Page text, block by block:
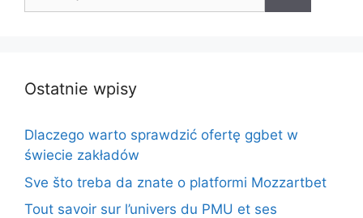
Ostatnie wpisy
Dlaczego warto sprawdzić ofertę ggbet w
świecie zakładów
Sve što treba da znate o platformi Mozzartbet
Tout savoir sur l’univers du PMU et ses